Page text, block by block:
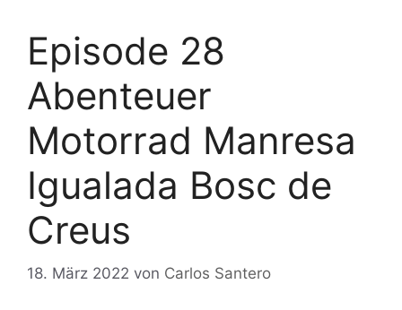
Episode 28
Abenteuer
Motorrad Manresa
Igualada Bosc de
Creus
18. März 2022 von Carlos Santero